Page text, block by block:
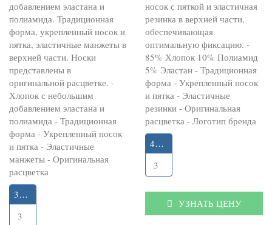
добавлением эластана и
полиамида. Традиционная
форма, укрепленный носок и
пятка, эластичные манжеты в
верхней части. Носки
представлены в
оригинальной расцветке. -
Хлопок с небольшим
добавлением эластана и
полиамида - Традиционная
форма - Укрепленный носок
и пятка - Эластичные
манжеты - Оригинальная
расцветка
35-40
3
носок с пяткой и эластичная
резинка в верхней части,
обеспечивающая
оптимальную фиксацию. -
85% Хлопок 10% Полиамид
5% Эластан - Традиционная
форма - Укрепленный носок
и пятка - Эластичные
резинки - Оригинальная
расцветка - Логотип бренда
41-45
3
УЗНАТЬ ЦЕНУ